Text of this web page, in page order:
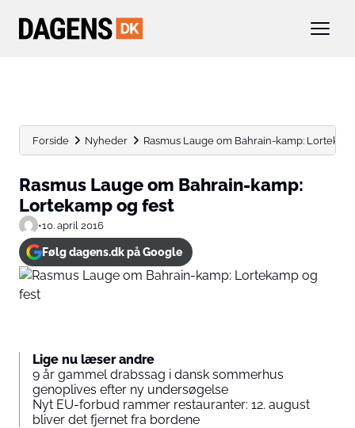
Forside Nyheder Rasmus Lauge om Bahrain-kamp:
Rasmus Lauge om Bahrain-kamp:
Lortekamp og fest
•10. april 2016
Følg dagens.dk på Google
Lige nu læser andre
9 år gammel drabssag i dansk sommerhus
genoplives efter ny undersøgelse
Nyt EU-forbud rammer restauranter: 12. august
bliver det fjernet fra bordene